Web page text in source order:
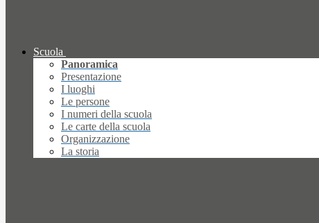
Scuola
Panoramica
Presentazione
I luoghi
Le persone
I numeri della scuola
Le carte della scuola
Organizzazione
La storia